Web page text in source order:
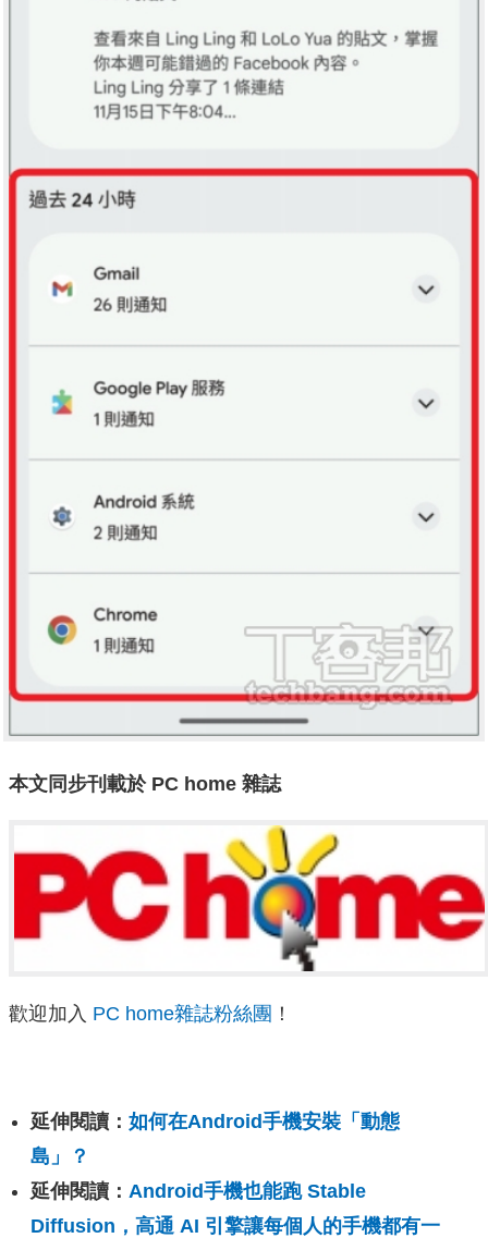
本文同步刊載於 PC home 雜誌
歡迎加入 PC home雜誌粉絲團 ！
延伸閱讀： 如何在Android手機安裝「動態
島」？
延伸閱讀： Android手機也能跑 Stable
Diffusion，高通 AI 引擎讓每個人的手機都有一